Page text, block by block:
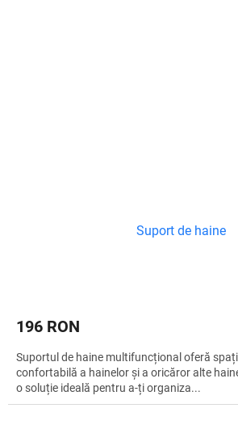
Suport de haine
196 RON
Suportul de haine multifuncțional oferă
confortabilă a hainelor și a oricăror alte
o soluție ideală pentru a-ți organiza...